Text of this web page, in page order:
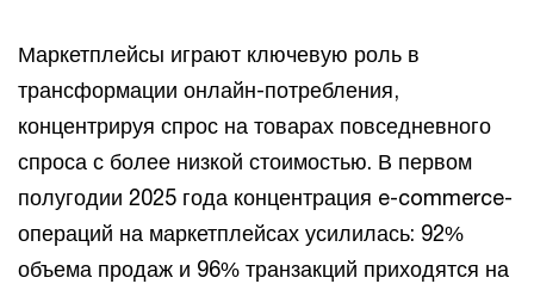
Маркетплейсы играют ключевую роль в
трансформации онлайн-потребления,
концентрируя спрос на товарах повседневного
спроса с более низкой стоимостью. В первом
полугодии 2025 года концентрация e-commerce-
операций на маркетплейсах усилилась: 92%
объема продаж и 96% транзакций приходятся на